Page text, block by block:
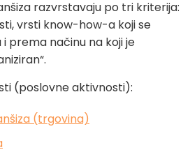
razvrstavaju po tri kriterija:
vrsti know-how-a koji se
prema načinu na koji je
(poslovne aktivnosti):
(trgovina)